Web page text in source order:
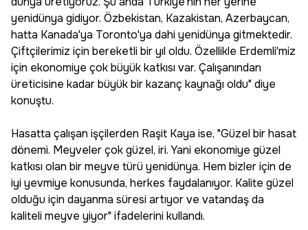
yenidünya gidiyor. Özbekistan, Kazakistan, Azerbaycan,
hatta Kanada'ya Toronto'ya dahi yenidünya gitmektedir.
Çiftçilerimiz için bereketli bir yıl oldu. Özellikle Erdemli'miz
için ekonomiye çok büyük katkısı var. Çalışanından
üreticisine kadar büyük bir kazanç kaynağı oldu" diye
konuştu.
Hasatta çalışan işçilerden Raşit Kaya ise, "Güzel bir hasat
dönemi. Meyveler çok güzel, iri. Yani ekonomiye güzel
katkısı olan bir meyve türü yenidünya. Hem bizler için de
iyi yevmiye konusunda, herkes faydalanıyor. Kalite güzel
olduğu için dayanma süresi artıyor ve vatandaş da
kaliteli meyve yiyor" ifadelerini kullandı.